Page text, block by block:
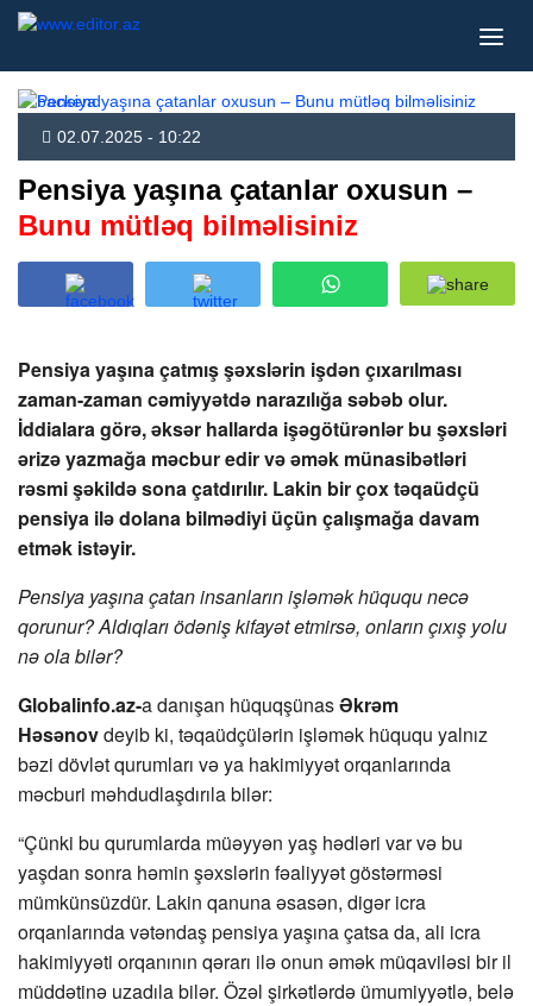
02.07.2025 - 10:22
Pensiya yaşına çatanlar oxusun –
Bunu mütləq bilməlisiniz
Pensiya yaşına çatmış şəxslərin işdən çıxarılması
zaman-zaman cəmiyyətdə narazılığa səbəb olur.
İddialara görə, əksər hallarda işəgötürənlər bu şəxsləri
ərizə yazmağa məcbur edir və əmək münasibətləri
rəsmi şəkildə sona çatdırılır. Lakin bir çox təqaüdçü
pensiya ilə dolana bilmədiyi üçün çalışmağa davam
etmək istəyir.
Pensiya yaşına çatan insanların işləmək hüququ necə
qorunur? Aldıqları ödəniş kifayət etmirsə, onların çıxış yolu
nə ola bilər?
Globalinfo.az-a danışan hüquqşünasƏkrəm
Həsənovdeyib ki, təqaüdçülərin işləmək hüququ yalnız
bəzi dövlət qurumları və ya hakimiyyət orqanlarında
məcburi məhdudlaşdırıla bilər:
“Çünki bu qurumlarda müəyyən yaş hədləri var və bu
yaşdan sonra həmin şəxslərin fəaliyyət göstərməsi
mümkünsüzdür. Lakin qanuna əsasən, digər icra
orqanlarında vətəndaş pensiya yaşına çatsa da, ali icra
hakimiyyəti orqanının qərarı ilə onun əmək müqaviləsi bir il
müddətinə uzadıla bilər. Özəl şirkətlərdə ümumiyyətlə, belə